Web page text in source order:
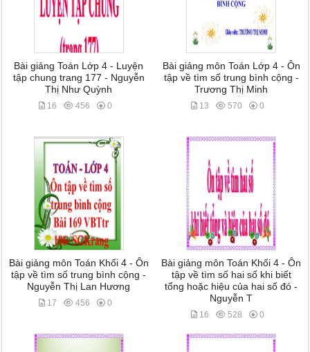
Bài giảng Toán Lớp 4 - Luyện
tập chung trang 177 - Nguyễn
Thị Như Quỳnh
16 456 0
Bài giảng môn Toán Lớp 4 - Ôn
tập về tìm số trung bình cộng -
Trương Thị Minh
13 570 0
Bài giảng môn Toán Khối 4 - Ôn
tập về tìm số trung bình cộng -
Nguyễn Thị Lan Hương
17 456 0
Bài giảng môn Toán Khối 4 - Ôn
tập về tìm số hai số khi biết
tổng hoặc hiệu của hai số đó -
Nguyễn T
16 528 0